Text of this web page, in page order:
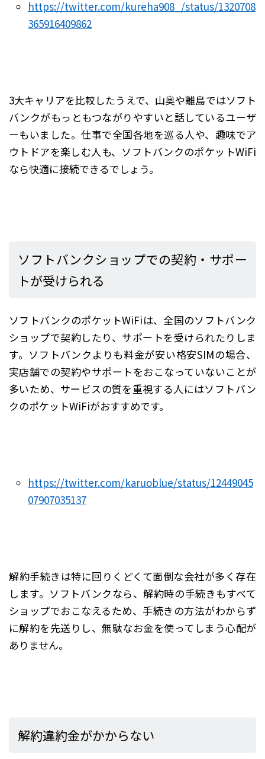
https://twitter.com/kureha908_/status/1320708
365916409862
3大キャリアを比較したうえで、山奥や離島ではソフト
バンクがもっともつながりやすいと話しているユーザ
ーもいました。仕事で全国各地を巡る人や、趣味でア
ウトドアを楽しむ人も、ソフトバンクのポケットWiFi
なら快適に接続できるでしょう。
ソフトバンクショップでの契約・サポー
トが受けられる
ソフトバンクのポケットWiFiは、全国のソフトバンク
ショップで契約したり、サポートを受けられたりしま
す。ソフトバンクよりも料金が安い格安SIMの場合、
実店舗での契約やサポートをおこなっていないことが
多いため、サービスの質を重視する人にはソフトバン
クのポケットWiFiがおすすめです。
https://twitter.com/karuoblue/status/12449045
07907035137
解約手続きは特に回りくどくて面倒な会社が多く存在
します。ソフトバンクなら、解約時の手続きもすべて
ショップでおこなえるため、手続きの方法がわからず
に解約を先送りし、無駄なお金を使ってしまう心配が
ありません。
解約違約金がかからない